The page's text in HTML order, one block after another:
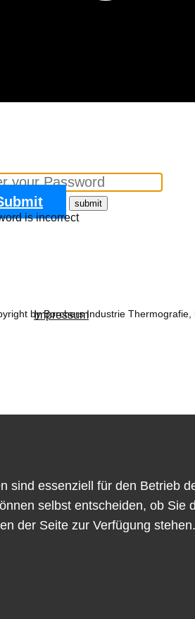
is incorrect
Impressum
by Borchers Industrie Thermografie,
sind essenziell für den Betrieb
selbst entscheiden, ob
der Seite zur Verfügung stehen.